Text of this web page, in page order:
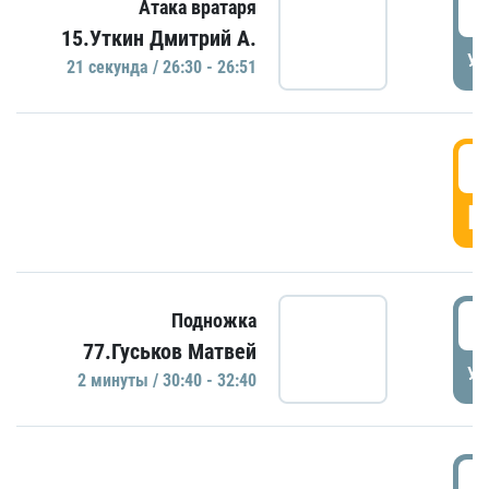
Атака вратаря
15.Уткин Дмитрий А.
21 секундa / 26:30 - 26:51
Подножка
77.Гуськов Матвей
2 минуты / 30:40 - 32:40